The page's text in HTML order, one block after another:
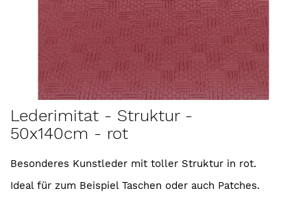
Anfang
der
springen
Lederimitat - Struktur -
50x140cm - rot
Besonderes Kunstleder mit toller Struktur in rot.
Ideal für zum Beispiel Taschen oder auch Patches.